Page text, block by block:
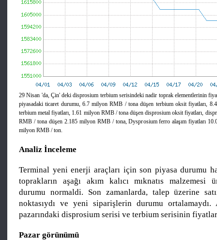
29 Nisan 'da, Çin' deki disprosium terbium serisindeki nadir toprak elementlerinin
piyasadaki ticaret durumu, 6.7 milyon RMB / tona düşen terbium oksit fiyatları,
terbium metal fiyatları, 1.61 milyon RMB / tona düşen disprosium oksit fiyatları,
RMB / tona düşen 2.185 milyon RMB / tona, Dysprosium ferro alaşım fiyatları
milyon RMB / ton.
Analiz İnceleme
Terminal yeni enerji araçları için son piyasa durumu
toprakların aşağı akım kalıcı mıknatıs malzemesi
durumu normaldi. Son zamanlarda, talep üzerine
noktasıydı ve yeni siparişlerin durumu
pazarındaki disprosium serisi ve terbium serisinin
Pazar görünümü